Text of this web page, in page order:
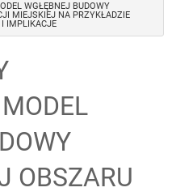
WGŁĘBNEJ BUDOWY
MIEJSKIEJ NA PRZYKŁADZIE
IMPLIKACJE
OBSZARU